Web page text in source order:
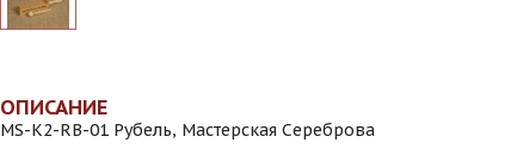
ОПИСАНИЕ
MS-K2-RB-01 Рубель, Мастерская Сереброва